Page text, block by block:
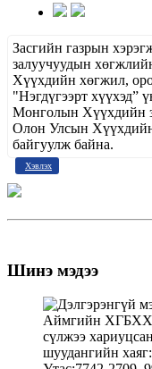
Засгийн газрын
залуучуудын
Хүүхдийн хөгжил,
"Нэгдүгээрт хүүхэд”
Монголын Хүүхдийн
Олон Улсын
байгуулж байна.
Хэвлэх
Шинэ мэдээ